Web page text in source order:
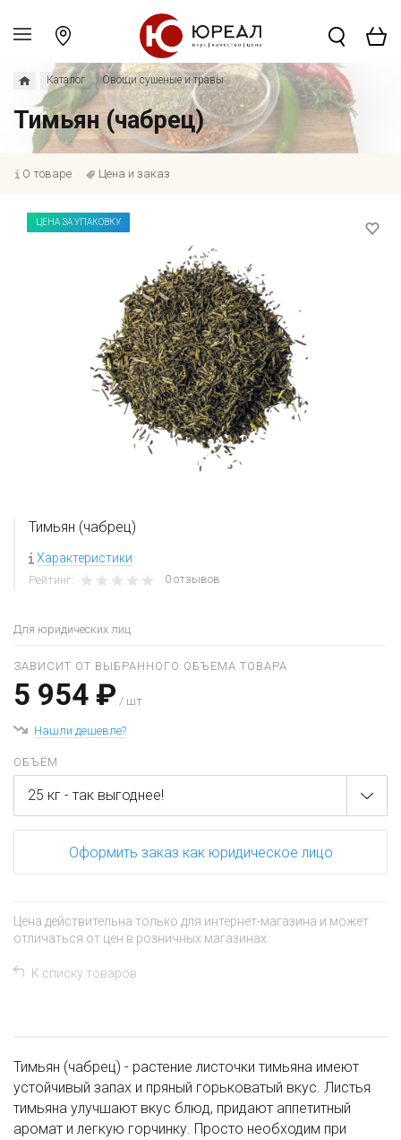
Каталог Овощи сушеные и травы
Тимьян (чабрец)
О товаре Цена и заказ
ЦЕНА ЗА УПАКОВКУ
Тимьян (чабрец)
Характеристики
Рейтинг: 0 отзывов
Для юридических лиц
ЗАВИСИТ ОТ ВЫБРАННОГО ОБЪЕМА ТОВАРА
5 954 ₽ / шт
Нашли дешевле?
ОБЪЁМ
25 кг - так выгоднее!
Оформить заказ как юридическое лицо
Цена действительна только для интернет-магазина и может
отличаться от цен в розничных магазинах.
К списку товаров
Тимьян (чабрец) - растение листочки тимьяна имеют
устойчивый запах и пряный горьковатый вкус. Листья
тимьяна улучшают вкус блюд, придают аппетитный
аромат и легкую горчинку. Просто необходим при